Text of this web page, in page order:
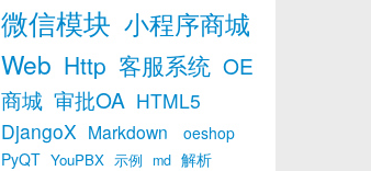
微信模块 小程序商城
Web Http 客服系统 OE
商城 审批OA HTML5
DjangoX Markdown
oeshop
PyQT YouPBX 示例 md 解析